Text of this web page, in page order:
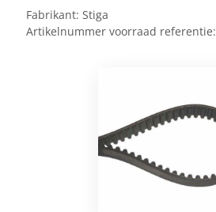
Fabrikant: Stiga
Artikelnummer voorraad referentie: